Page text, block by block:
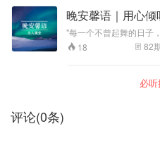
人类的孤独寂寞、没有
书也表达出作者对金钱关
讴歌。 本专辑我将以声音的方式带你走进小王子
的世界，希望它能给你
晚安馨语｜用心
"每一个不曾起舞的日子
后，亲爱的， 你今天过
意，有人倾听你吗？ 你
起，让我成为那个最懂
伴着你 与你一起， 去面
18 82
必
评论(0条)